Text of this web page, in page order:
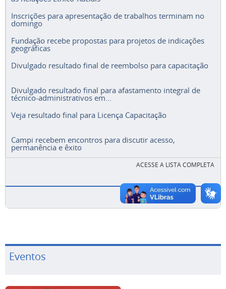
Inscrições para apresentação de trabalhos terminam no
domingo
Fundação recebe propostas para projetos de indicações
geográficas
Divulgado resultado final de reembolso para capacitação
Divulgado resultado final para afastamento integral de
técnico-administrativos em...
Veja resultado final para Licença Capacitação
Campi recebem encontros para discutir acesso,
permanência e êxito
ACESSE A LISTA COMPLETA
Eventos